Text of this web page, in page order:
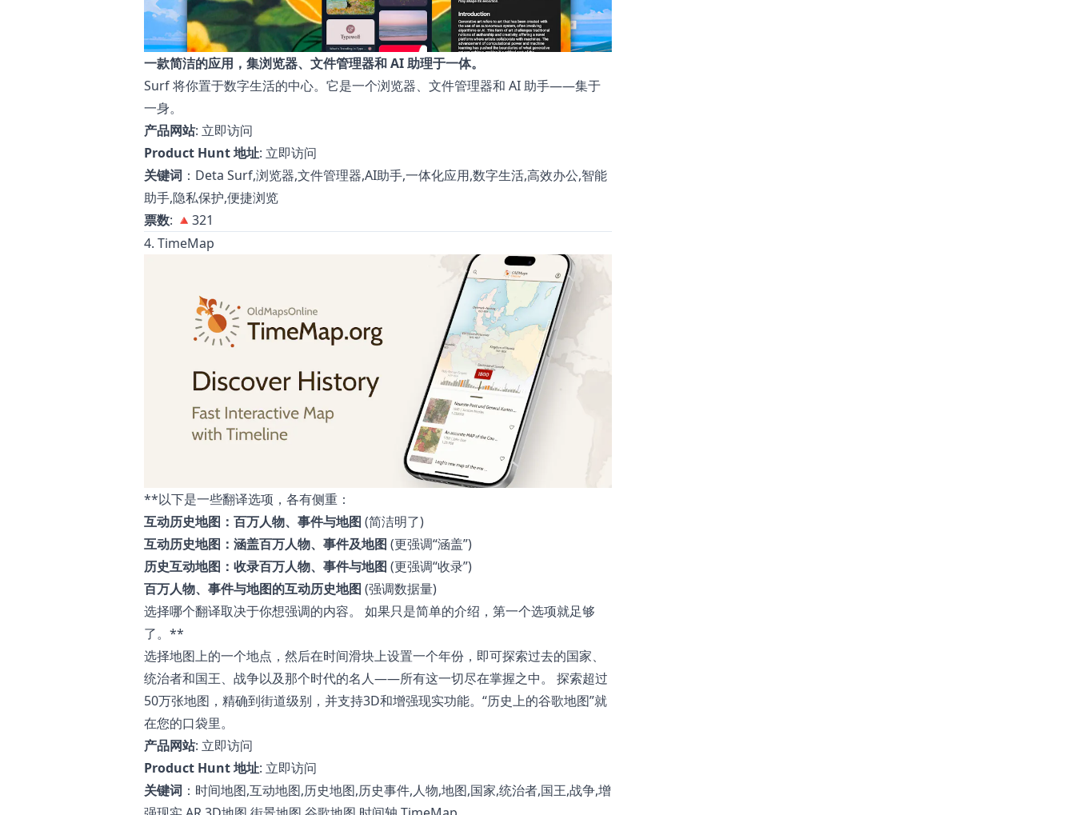
一款简洁的应用，集浏览器、文件管理器和 AI 助理于一体。
Surf 将你置于数字生活的中心。它是一个浏览器、文件管理器和 AI 助手——集于
一身。
产品网站: 立即访问
Product Hunt 地址: 立即访问
关键词 ：Deta Surf,浏览器,文件管理器,AI助手,一体化应用,数字生活,高效办公,智能
助手,隐私保护,便捷浏览
票数: 🔺321
4. TimeMap
**以下是一些翻译选项，各有侧重：
互动历史地图：百万人物、事件与地图 (简洁明了)
互动历史地图：涵盖百万人物、事件及地图 (更强调“涵盖”)
历史互动地图：收录百万人物、事件与地图 (更强调“收录”)
百万人物、事件与地图的互动历史地图 (强调数据量)
选择哪个翻译取决于你想强调的内容。 如果只是简单的介绍，第一个选项就足够
了。**
选择地图上的一个地点，然后在时间滑块上设置一个年份，即可探索过去的国家、
统治者和国王、战争以及那个时代的名人——所有这一切尽在掌握之中。 探索超过
50万张地图，精确到街道级别，并支持3D和增强现实功能。“历史上的谷歌地图”就
在您的口袋里。
产品网站: 立即访问
Product Hunt 地址: 立即访问
关键词 ：时间地图,互动地图,历史地图,历史事件,人物,地图,国家,统治者,国王,战争,增